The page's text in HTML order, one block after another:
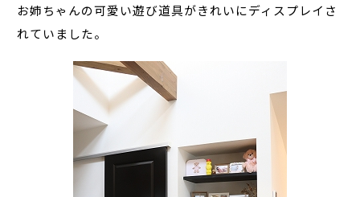
お姉ちゃんの可愛い遊び道具がきれいにディスプレイさ
れていました。